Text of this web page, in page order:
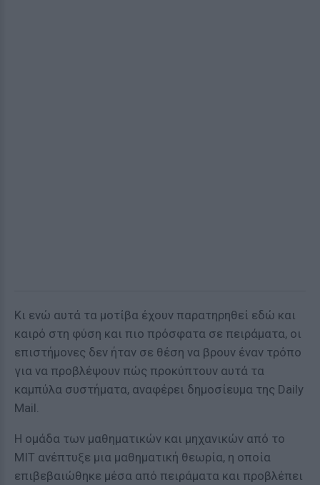
Κι ενώ αυτά τα μοτίβα έχουν παρατηρηθεί εδώ και
καιρό στη φύση και πιο πρόσφατα σε πειράματα, οι
επιστήμονες δεν ήταν σε θέση να βρουν έναν τρόπο
για να προβλέψουν πώς προκύπτουν αυτά τα
καμπύλα συστήματα, αναφέρει δημοσίευμα της Daily
Mail.
Η ομάδα των μαθηματικών και μηχανικών από το
ΜΙΤ ανέπτυξε μια μαθηματική θεωρία, η οποία
επιβεβαιώθηκε μέσα από πειράματα και προβλέπει